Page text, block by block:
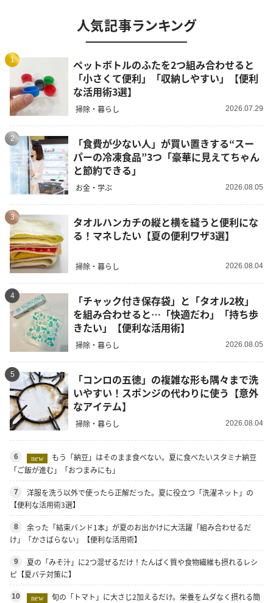
人気記事ランキング
1
ペットボトルのふたを2つ組み合わせると
「小さくて便利」「収納しやすい」【便利
な活用術3選】
掃除・暮らし 2026.07.29
2
「食費が少ない人」が買い置きする“スー
パーの冷凍食品”3つ「豪華に見えてちゃん
と節約できる」
お金・学ぶ 2026.08.05
3
タオルハンカチの縦と横を縫うと便利にな
る！マネしたい【夏の便利ワザ3選】
掃除・暮らし 2026.08.04
4
「チャック付き保存袋」と「タオル2枚」
を組み合わせると…「快適だわ」「持ち歩
きたい」【便利な活用術】
掃除・暮らし 2026.08.05
5
「コンロの五徳」の複雑な形も隅々まで洗
いやすい！スポンジの代わりに使う【意外
なアイテム】
掃除・暮らし 2026.08.04
6 new
もう「納豆」はそのまま食べない。夏に食べたいスタミナ納豆
「ご飯が進む」「おつまみにも」
7
洋服を洗う以外で使ったら正解だった。夏に役立つ「洗濯ネット」の
【便利な活用術3選】
8
余った「結束バンド1本」が夏のお出かけに大活躍「組み合わせるだ
け」「かさばらない」【便利な活用術】
9
夏の「みそ汁」に2つ混ぜるだけ！たんぱく質や食物繊維も摂れるレシ
ピ【夏バテ対策に】
10 new
旬の「トマト」に大さじ2加えるだけ。栄養をムダなく摂れる簡